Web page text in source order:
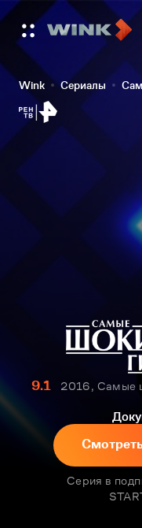
Wink Сериалы
9.1
2016, Самые
Серия в